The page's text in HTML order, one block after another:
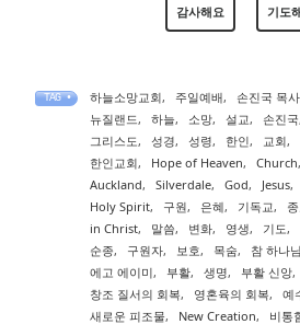
감사해요 기도
TAG • 하늘소망교회, 주일예배, 손진국 목사
뉴질랜드, 하늘, 소망, 설교, 손진국,
그리스도, 성경, 성령, 한인, 교회,
한인교회, Hope of Heaven, Church,
Auckland, Silverdale, God, Jesus,
Holy Spirit, 구원, 은혜, 기독교,
in Christ, 말씀, 변화, 영생, 기도,
순종, 구원자, 보호, 목숨, 참 하나님
에고 에이미, 부활, 생명, 부활 신앙,
창조 질서의 회복, 영혼육의 회복, 예
새로운 피조물, New Creation, 비통